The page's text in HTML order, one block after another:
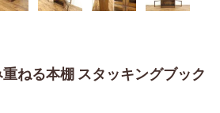
ねる本棚 スタッキングブック